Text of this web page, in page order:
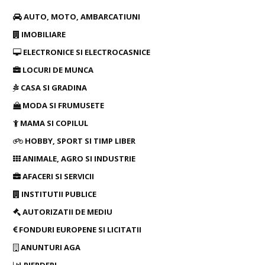
AUTO, MOTO, AMBARCATIUNI
IMOBILIARE
ELECTRONICE SI ELECTROCASNICE
LOCURI DE MUNCA
CASA SI GRADINA
MODA SI FRUMUSETE
MAMA SI COPILUL
HOBBY, SPORT SI TIMP LIBER
ANIMALE, AGRO SI INDUSTRIE
AFACERI SI SERVICII
INSTITUTII PUBLICE
AUTORIZATII DE MEDIU
FONDURI EUROPENE SI LICITATII
ANUNTURI AGA